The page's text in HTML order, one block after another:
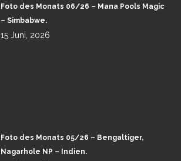
Foto des Monats 06/26 – Mana Pools Magic
– Simbabwe.
15 Juni, 2026
Foto des Monats 05/26 – Bengaltiger,
Nagarhole NP – Indien.